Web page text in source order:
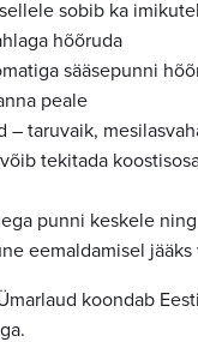
sobib ka
hõõruda
sääsepunni
peale
– taruvaik,
tekitada
punni keskele
eemaldamisel jääks
koondab